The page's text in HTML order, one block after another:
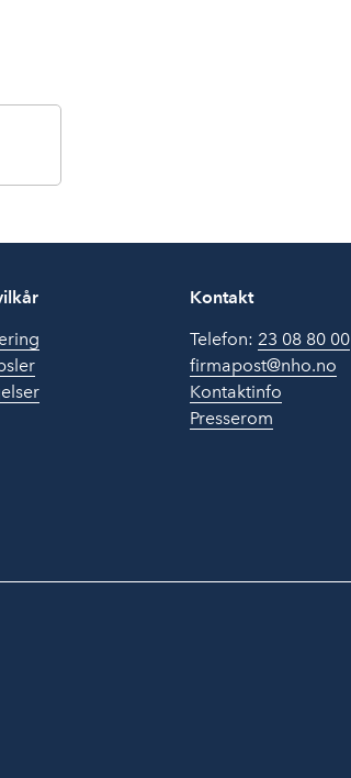
Kontakt
Telefon: 23 08 80 00
firmapost@nho.no
Kontaktinfo
Presserom